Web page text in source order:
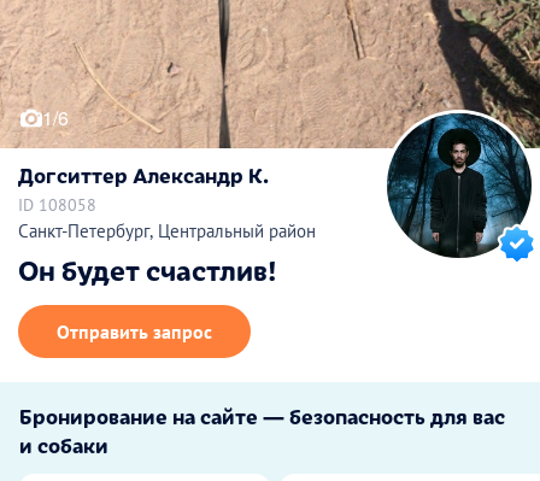
1/6
Догситтер Александр К.
ID 108058
Санкт-Петербург, Центральный район
Он будет счастлив!
Отправить запрос
Бронирование на сайте — безопасность для вас
и собаки